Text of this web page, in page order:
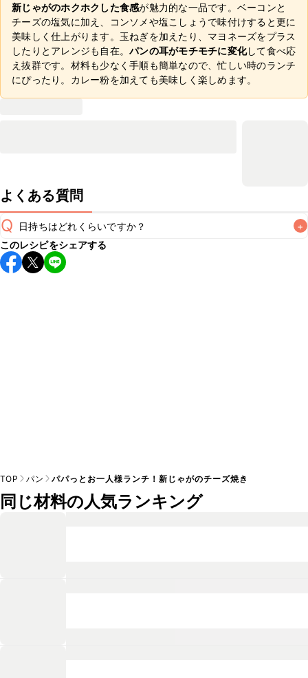
新じゃがのホクホクした食感が魅力的な一品です。ベーコンと
チーズの塩気に加え、コンソメや塩こしょうで味付けすると更に
美味しく仕上がります。玉ねぎを加えたり、マヨネーズをプラス
したりとアレンジも自在。 パンの耳がモチモチに変化して食べ応
え抜群です。材料も少なく手順も簡単なので、忙しい時のランチ
にぴったり。カレー粉を加えても美味しく楽しめます。
よくある質問
Q 日持ちはどれくらいですか？ +
保存期間は冷蔵で当日中が目安です。なるべくお早めにお召
し上がりください。
このレシピをシェアする
TOP パン パパっとお一人様ランチ！新じゃがのチーズ焼き
同じ材料の人気ランキング